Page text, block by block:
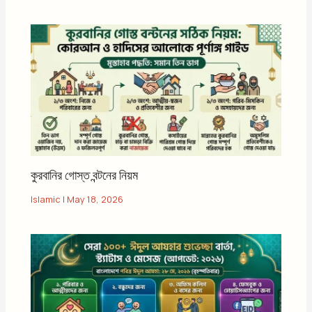
কুরবানির গোস্ত বন্টনের নিয়ম
Islamic | May 18, 2026